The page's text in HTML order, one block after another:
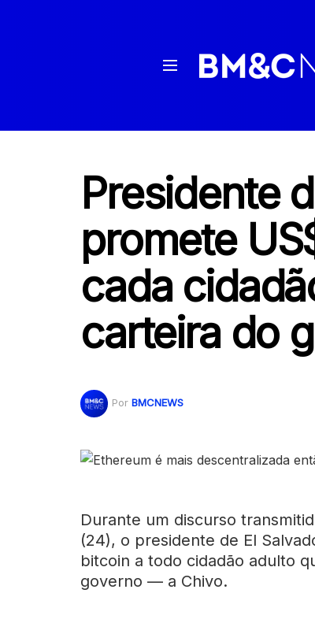
Presidente
promete
cada
carteira do
Por BMCNEWS
Durante um discurso
(24), o presidente de El
bitcoin a todo cidadão adulto
governo — a Chivo.